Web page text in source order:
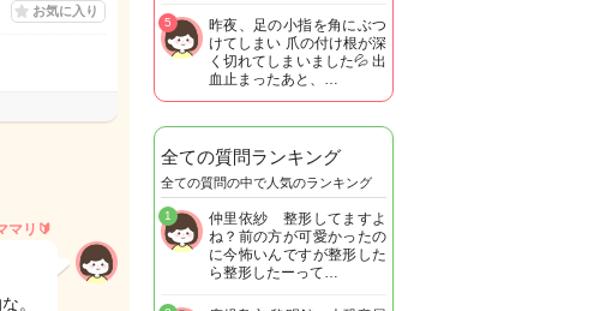
お気に入り
マリ🔰
。
昨夜、足の小指を角にぶつ
けてしまい 爪の付け根が深
く切れてしまいました💦 出
血止まったあと、…
5
全ての質問ランキング
全ての質問の中で人気のランキング
仲里依紗 整形してますよ
ね？前の方が可愛かったの
に今怖いんですが整形した
ら整形したーって…
1